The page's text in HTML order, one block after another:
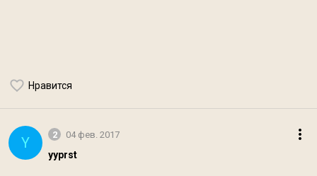
Нравится
Y 2 04 фев. 2017
yyprst